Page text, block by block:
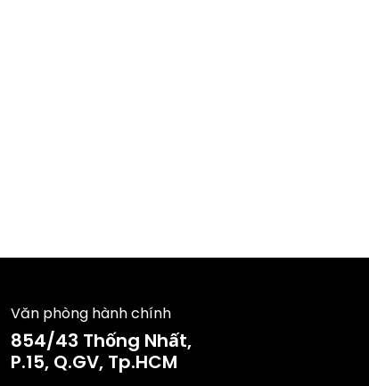
Văn phòng hành chính
854/43 Thống Nhất,
P.15, Q.GV, Tp.HCM